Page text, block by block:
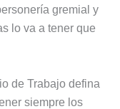
gremial y
lo va a tener que
de Trabajo defina
siempre los